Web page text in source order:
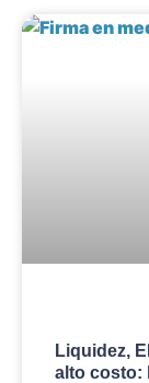
Liquidez,
alto costo: